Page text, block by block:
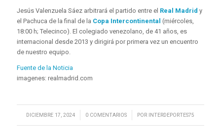
Jesús Valenzuela Sáez arbitrará el partido entre el Real Madrid y
el Pachuca de la final de la Copa Intercontinental (miércoles,
18:00 h; Telecinco). El colegiado venezolano, de 41 años, es
internacional desde 2013 y dirigirá por primera vez un encuentro
de nuestro equipo.
Fuente de la Noticia
imagenes: realmadrid.com
DICIEMBRE 17, 2024
/ 0 COMENTARIOS
/ POR INTERDEPORTES75